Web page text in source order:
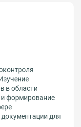
в области
и формирование
для